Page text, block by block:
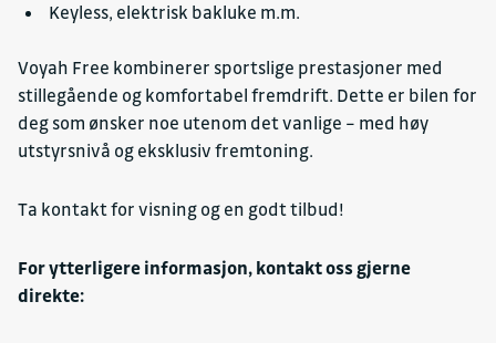
Keyless, elektrisk bakluke m.m.
Voyah Free kombinerer sportslige prestasjoner med
stillegående og komfortabel fremdrift. Dette er bilen for
deg som ønsker noe utenom det vanlige – med høy
utstyrsnivå og eksklusiv fremtoning.
Ta kontakt for visning og en godt tilbud!
For ytterligere informasjon, kontakt oss gjerne
direkte: